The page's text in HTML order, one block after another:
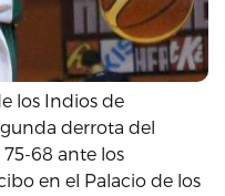
los Indios de
derrota del
68 ante los
en el Palacio de los